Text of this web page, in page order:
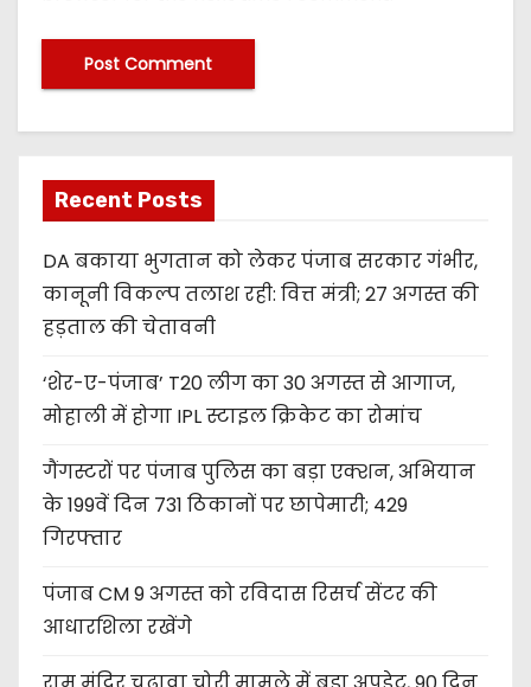
Recent Posts
DA बकाया भुगतान को लेकर पंजाब सरकार गंभीर,
कानूनी विकल्प तलाश रही: वित्त मंत्री; 27 अगस्त की
हड़ताल की चेतावनी
‘शेर-ए-पंजाब’ T20 लीग का 30 अगस्त से आगाज,
मोहाली में होगा IPL स्टाइल क्रिकेट का रोमांच
गैंगस्टरों पर पंजाब पुलिस का बड़ा एक्शन, अभियान
के 199वें दिन 731 ठिकानों पर छापेमारी; 429
गिरफ्तार
पंजाब CM 9 अगस्त को रविदास रिसर्च सेंटर की
आधारशिला रखेंगे